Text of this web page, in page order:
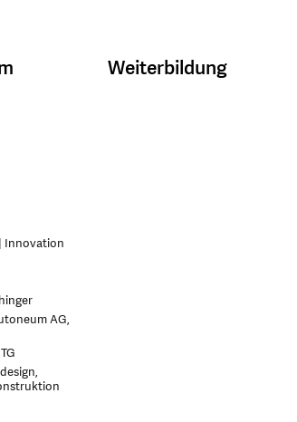
Weiterbildung
Innovation
AG,